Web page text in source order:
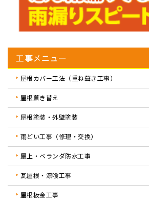
工事メニュー
屋根カバー工法（重ね葺き工事）
屋根葺き替え
屋根塗装・外壁塗装
雨どい工事（修理・交換）
屋上・ベランダ防水工事
瓦屋根・漆喰工事
屋根板金工事